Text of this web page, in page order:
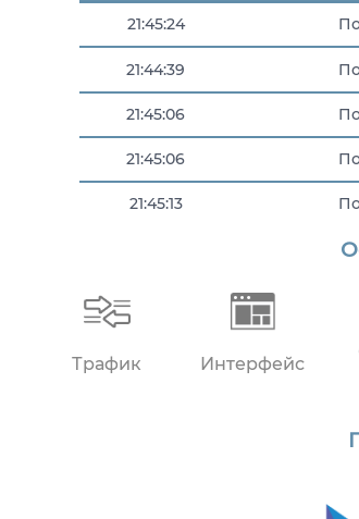
21:45:24
21:44:39
21:45:06
21:45:06
21:45:13
Трафик Интерфейс